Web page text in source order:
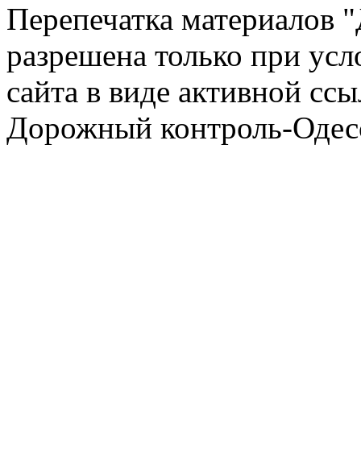
Перепечатка материалов
разрешена только при
сайта в виде активной
Дорожный контроль-